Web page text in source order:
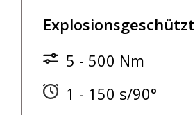
Explosionsgeschützt
5 - 500 Nm
1 - 150 s/90°